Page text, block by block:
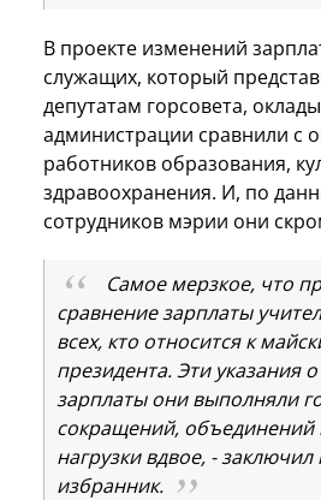
В проекте изменений
служащих, который
депутатам горсовета,
администрации сравнили с
работников образования,
здравоохранения. И, по
сотрудников мэрии они
Самое мерзкое, что
сравнение зарплаты
всех, кто относится к
президента. Эти указания
зарплаты они выполняли
сокращений, объединений
нагрузки вдвое, -
избранник.